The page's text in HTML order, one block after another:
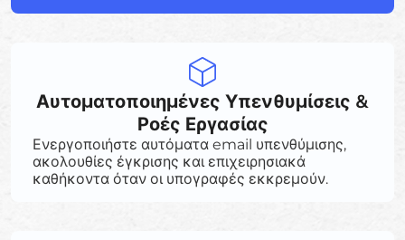
Αυτοματοποιημένες Υπενθυμίσεις &
Ροές Εργασίας
Ενεργοποιήστε αυτόματα email υπενθύμισης,
ακολουθίες έγκρισης και επιχειρησιακά
καθήκοντα όταν οι υπογραφές εκκρεμούν.